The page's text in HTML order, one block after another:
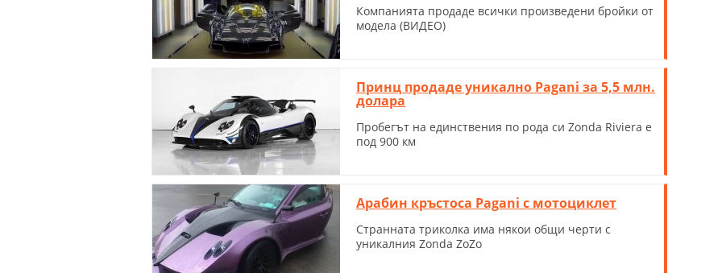
Компанията продаде всички произведени бройки от
модела (ВИДЕО)
Принц продаде уникално Pagani за 5,5 млн.
долара
Пробегът на единствения по рода си Zonda Riviera е
под 900 км
Арабин кръстоса Pagani с мотоциклет
Странната триколка има някои общи черти с
уникалния Zonda ZoZo